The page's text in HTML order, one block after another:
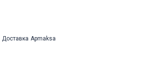
Доставка Apmaksa